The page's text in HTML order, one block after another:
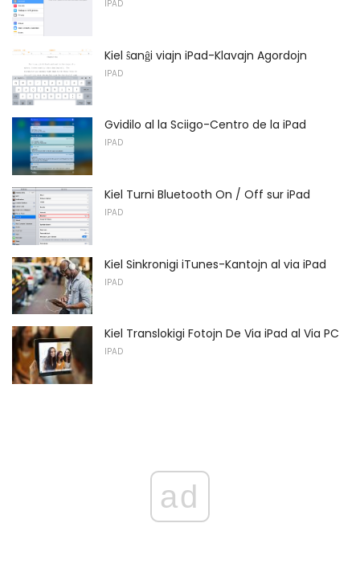
IPAD
Kiel ŝanĝi viajn iPad-Klavajn Agordojn
IPAD
Gvidilo al la Sciigo-Centro de la iPad
IPAD
Kiel Turni Bluetooth On / Off sur iPad
IPAD
Kiel Sinkronigi iTunes-Kantojn al via iPad
IPAD
Kiel Translokigi Fotojn De Via iPad al Via PC
IPAD
ad